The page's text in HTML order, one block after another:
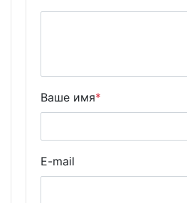
Ваше имя*
E-mail